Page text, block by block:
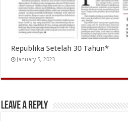
Republika Setelah 30 Tahun*
January 5, 2023
Leave a Reply